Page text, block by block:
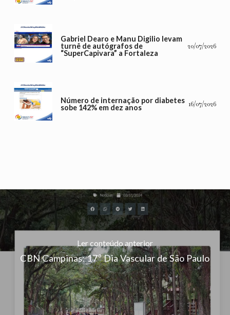
Gabriel Dearo e Manu Digilio levam
turnê de autógrafos de
“SuperCapivara” a Fortaleza
20/07/2026
Número de internação por diabetes
sobe 142% em dez anos
16/07/2026
Ler conteúdo anterior
CBN Campinas: 17º Dia Vascular de São Paulo